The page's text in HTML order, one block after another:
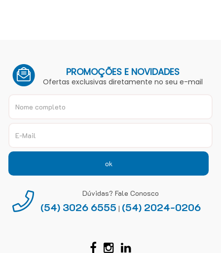
PROMOÇÕES E NOVIDADES
Ofertas exclusivas diretamente no seu e-mail
ok
Dúvidas? Fale Conosco
(54) 3026 6555 | (54) 2024-0206